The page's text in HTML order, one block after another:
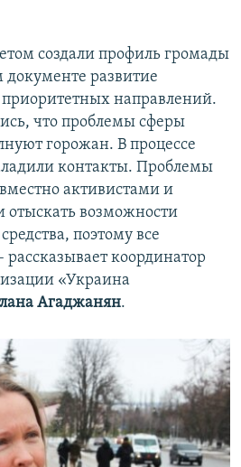
создали профиль громады
документе развитие
направлений.
что проблемы сферы
горожан. В процессе
контакты. Проблемы
активистами и
возможности
поэтому все
рассказывает координатор
«Украина
Агаджанян.